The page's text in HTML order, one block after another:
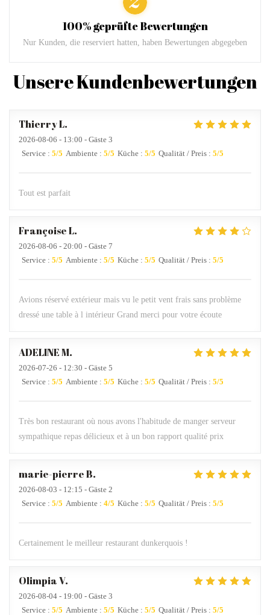
Unsere Kundenbewertungen
ThierryL
2026-08-06 - 13:00 - Gäste 3
Service : 5/5 Ambiente : 5/5 Küche : 5/5 Qualität / Preis : 5/5
Tout est parfait
FrançoiseL
2026-08-06 - 20:00 - Gäste 7
Service : 5/5 Ambiente : 5/5 Küche : 5/5 Qualität / Preis : 5/5
Avions réservé extérieur mais vu le petit vent frais sans problème
dressé une table à l intérieur Grand merci pour votre écoute
ADELINEM
2026-07-26 - 12:30 - Gäste 5
Service : 5/5 Ambiente : 5/5 Küche : 5/5 Qualität / Preis : 5/5
Très bon restaurant où nous avons l'habitude de manger serveur
sympathique repas délicieux et à un bon rapport qualité prix
marie-pierreB
2026-08-03 - 12:15 - Gäste 2
Service : 5/5 Ambiente : 4/5 Küche : 5/5 Qualität / Preis : 5/5
Certainement le meilleur restaurant dunkerquois !
OlimpiaV
2026-08-04 - 19:00 - Gäste 3
Service : 5/5 Ambiente : 5/5 Küche : 5/5 Qualität / Preis : 5/5
100% geprüfte Bewertungen
Nur Kunden, die reserviert hatten, haben Bewertungen abgegeben